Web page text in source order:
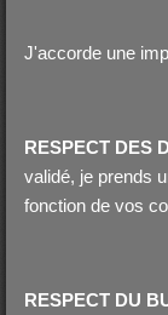
J'accorde une
RESPECT DES
validé, je prends
fonction de vos
RESPECT DU